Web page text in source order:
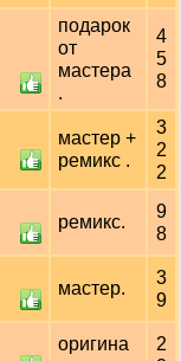
подарок
от
мастера
.
4
5
8
мастер +
ремикс .
3
2
2
ремикс.
9
8
мастер.
3
9
оригина
2